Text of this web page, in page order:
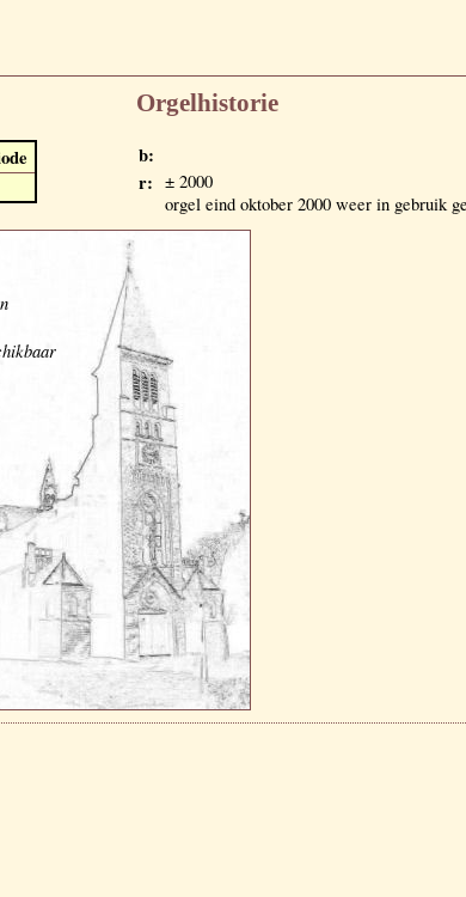
Orgelhistorie
b:
r: ± 2000
orgel eind oktober 2000 weer in gebruik